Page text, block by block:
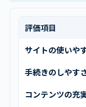
評価項目
サイトの使いや
手続きのしやす
コンテンツの充